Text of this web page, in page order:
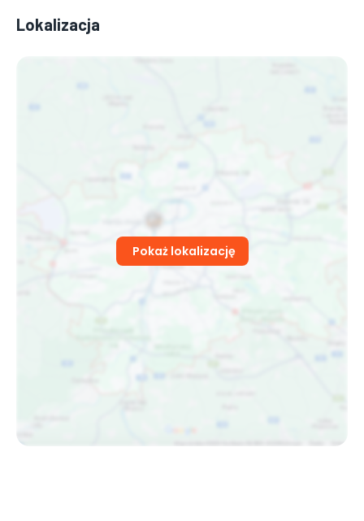
Lokalizacja
Pokaż lokalizację